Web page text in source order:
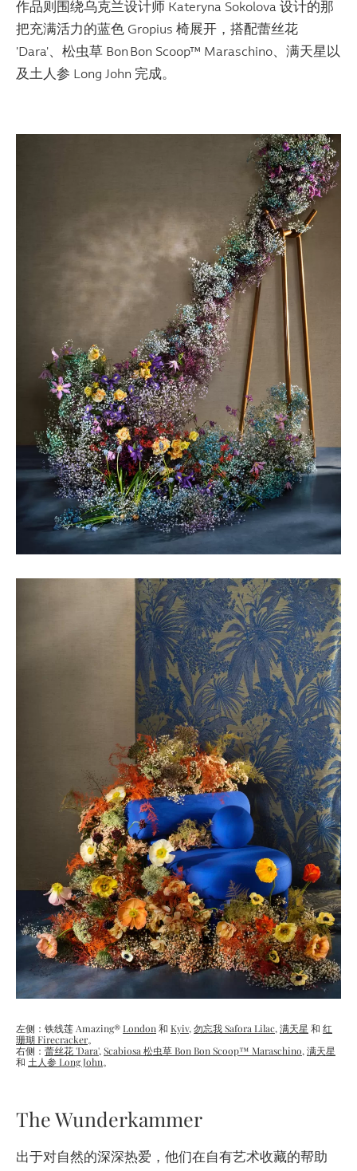
作品则围绕乌克兰设计师 Kateryna Sokolova 设计的那
把充满活力的蓝色 Gropius 椅展开，搭配蕾丝花
'Dara'、松虫草 Bon Bon Scoop™ Maraschino、满天星以
及土人参 Long John 完成。
左侧：铁线莲 Amazing®London 和 Kyiv, 勿忘我 Safora Lilac, 满天星 和 红
珊瑚 Firecracker。
右侧： 蕾丝花 'Dara', Scabiosa 松虫草 Bon Bon Scoop™ Maraschino, 满天星
和 土人参 Long John。
The Wunderkammer
出于对自然的深深热爱，他们在自有艺术收藏的帮助